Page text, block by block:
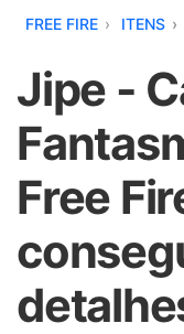
FREE FIRE ITENS
Jipe -
Free